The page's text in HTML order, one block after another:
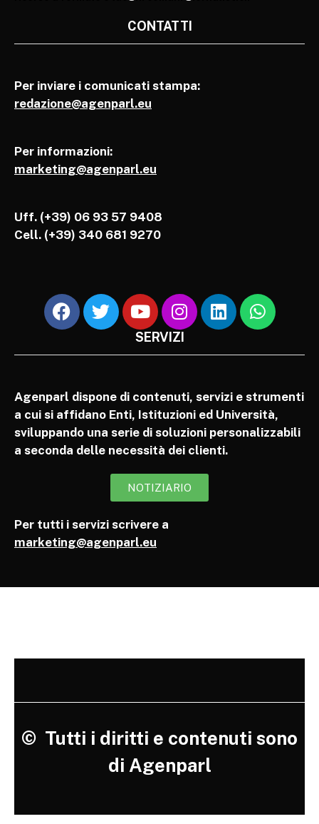
CONTATTI
Per inviare i comunicati stampa:
redazione@agenparl.eu
Per informazioni:
marketing@agenparl.eu
Uff. (+39) 06 93 57 9408
Cell. (+39) 340 681 9270
SERVIZI
Agenparl dispone di contenuti, servizi e strumenti
a cui si affidano Enti, Istituzioni ed Università,
sviluppando una serie di soluzioni personalizzabili
a seconda delle necessità dei clienti.
NOTIZIARIO
Per tutti i servizi scrivere a
marketing@agenparl.eu
© Tutti i diritti e contenuti sono
di Agenparl